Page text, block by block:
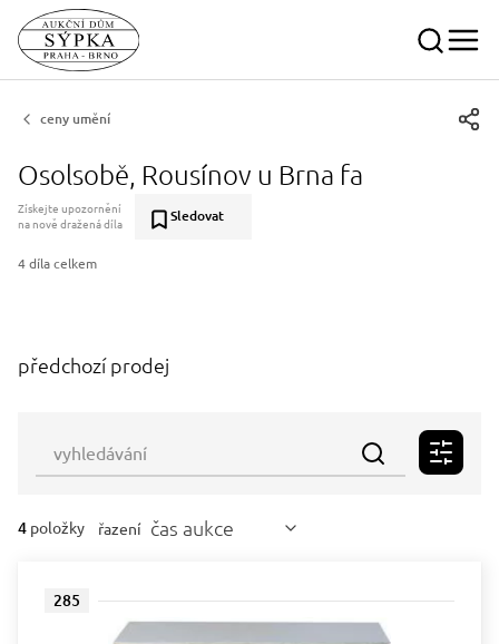
ceny umění
Osolsobě, Rousínov u Brna fa
Získejte upozornění
na nově dražená díla
Sledovat
4 díla celkem
předchozí prodej
4 položky řazení čas aukce
285